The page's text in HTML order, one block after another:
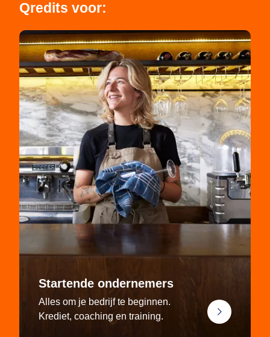
Qredits voor:
Startende ondernemers
Alles om je bedrijf te beginnen.
Krediet, coaching en training.